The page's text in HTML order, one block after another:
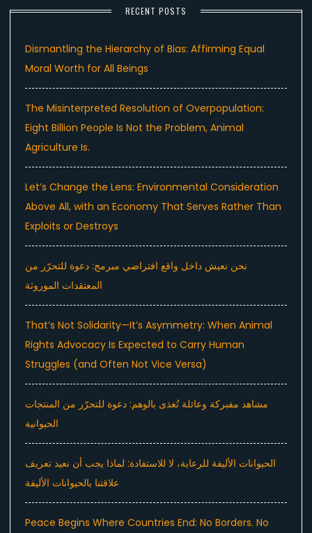
RECENT POSTS
Dismantling the Hierarchy of Bias: Affirming Equal
Moral Worth for All Beings
The Misinterpreted Resolution of Overpopulation:
Eight Billion People Is Not the Problem, Animal
Agriculture Is.
Let’s Change the Lens: Environmental Consideration
Above All, with an Economy That Serves Rather Than
Exploits or Destroys
نحن نعيش داخل واقع افتراضي مبرمج: دعوة للتحرّر من
المعتقدات الموروثة
That’s Not Solidarity—It’s Asymmetry: When Animal
Rights Advocacy Is Expected to Carry Human
Struggles (and Often Not Vice Versa)
مشاهد مفبركة وعائلة تُغذى بالوهم: دعوة للتحرّر من المنتجات
الحيوانية
الحيوانات الأليفة للرعاية، لا للاستفادة: لماذا يجب أن نعيد تعريف
علاقتنا بالحيوانات الأليفة
Peace Begins Where Countries End: No Borders. No